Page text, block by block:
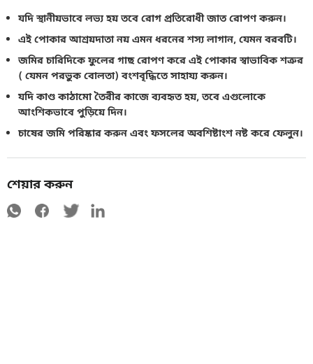
যদি স্থানীয়ভাবে লভ্য হয় তবে রোগ প্রতিরোধী জাত রোপণ করুন।
এই পোকার আশ্রয়দাতা নয় এমন ধরনের শস্য লাগান, যেমন বরবটি।
জমির চারিদিকে ফুলের গাছ রোপণ করে এই পোকার স্বাভাবিক শত্রুর
( যেমন পরভুক বোলতা) বংশবৃদ্ধিতে সাহায্য করুন।
যদি কাণ্ড কাঠামো তৈরীর কাজে ব্যবহৃত হয়, তবে এগুলোকে
আংশিকভাবে পুড়িয়ে দিন।
চাষের জমি পরিষ্কার করুন এবং ফসলের অবশিষ্টাংশ নষ্ট করে ফেলুন।
শেয়ার করুন